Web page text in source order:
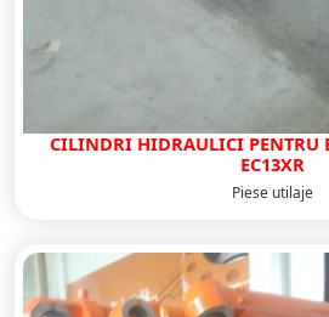
CILINDRI HIDRAULICI PENTRU
EC13XR
Piese utilaje